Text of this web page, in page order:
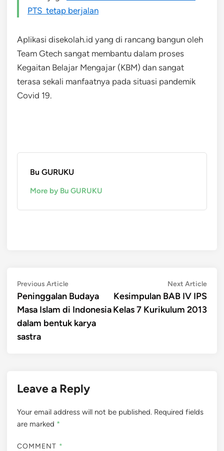
PTS tetap berjalan
Aplikasi disekolah.id yang di rancang bangun oleh
Team Gtech sangat membantu dalam proses
Kegaitan Belajar Mengajar (KBM) dan sangat
terasa sekali manfaatnya pada situasi pandemik
Covid 19.
Bu GURUKU
More by Bu GURUKU
Post
navigation
Previous ArticlePrevious
article:
Peninggalan Budaya
Masa Islam di Indonesia
dalam bentuk karya
sastra
Next ArticleNext
Kesimpulan BAB IV IPS
Kelas 7 Kurikulum 2013
Leave a Reply
Your email address will not be published. Required fields
are marked *
COMMENT *